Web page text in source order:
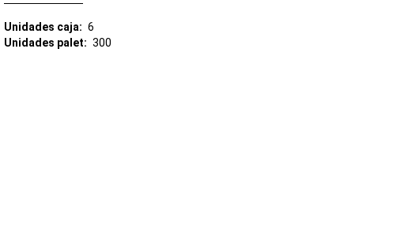
Unidades caja
6
Unidades palet
300